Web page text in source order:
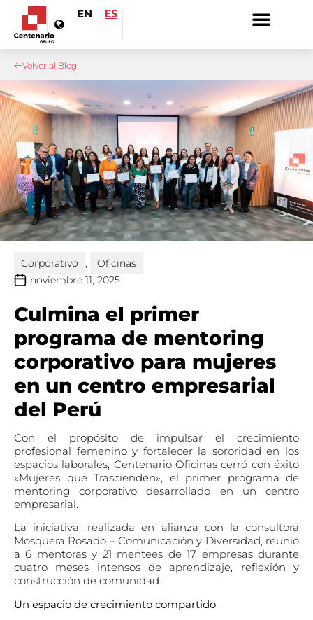
EN ES
Volver al Blog
noviembre 11, 2025
Corporativo , Oficinas
Culmina el primer
programa de mentoring
corporativo para mujeres
en un centro empresarial
del Perú
Con el propósito de impulsar el crecimiento
profesional femenino y fortalecer la sororidad en los
espacios laborales, Centenario Oficinas cerró con éxito
«Mujeres que Trascienden», el primer programa de
mentoring corporativo desarrollado en un centro
empresarial.
La iniciativa, realizada en alianza con la consultora
Mosquera Rosado – Comunicación y Diversidad, reunió
a 6 mentoras y 21 mentees de 17 empresas durante
cuatro meses intensos de aprendizaje, reflexión y
construcción de comunidad.
Un espacio de crecimiento compartido